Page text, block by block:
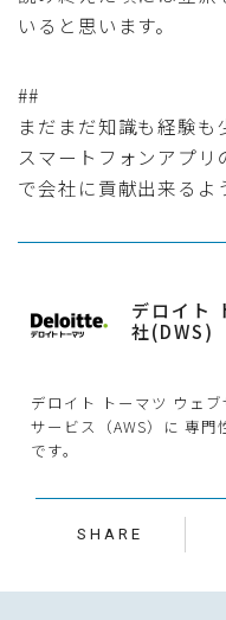
いると思います。
##
まだまだ知識も経験も
スマートフォンアプ
で会社に貢献出来るよ
デロイト
社(DWS)
デロイト トーマツ ウェ
サービス（AWS）に 専
です。
SHARE